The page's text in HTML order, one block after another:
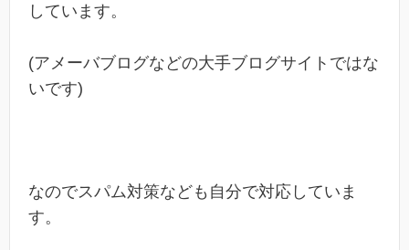
しています。
(アメーバブログなどの大手ブログサイトではな
いです)
なのでスパム対策なども自分で対応していま
す。